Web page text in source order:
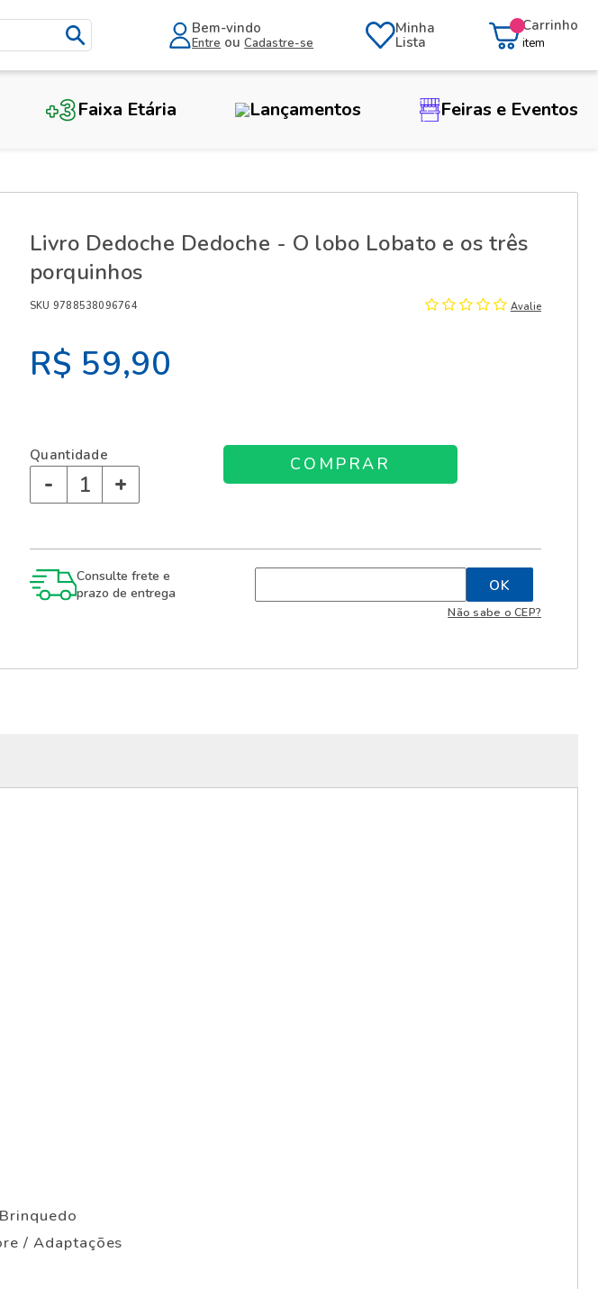
Bem-vindo
Entre ouCadastre-se
Minha
Lista
Carrinho
item
Faixa Etária Lançamentos Feiras e Eventos
Livro Dedoche Dedoche - O lobo Lobato e os três
porquinhos
SKU 9788538096764 Avalie
R$ 59,90
Quantidade
- +
Consulte frete e
prazo de entrega
Não sabe o CEP?
/ Adaptações